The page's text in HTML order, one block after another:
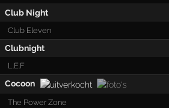
Club Night
Club Eleven
Clubnight
L.E.F
Cocoon
The Power Zone